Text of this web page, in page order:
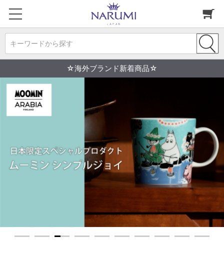
キーワードから探す
☆海外ブランド新着商品☆
1 2 3 4 5 6 7 8